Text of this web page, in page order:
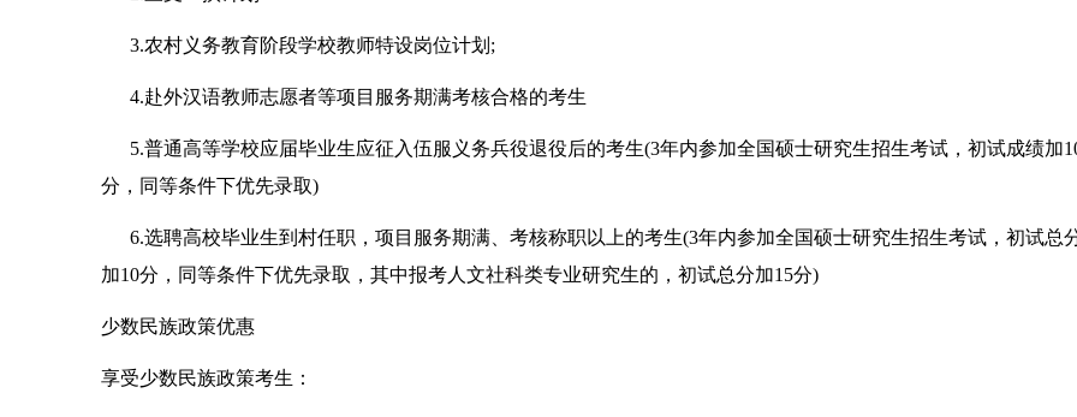
3.农村义务教育阶段学校教师特设岗位计划;
4.赴外汉语教师志愿者等项目服务期满考核合格的考生
5.普通高等学校应届毕业生应征入伍服义务兵役退役后的考生(3年内参加全国硕士研究生招生考试，初试成绩加
分，同等条件下优先录取)
6.选聘高校毕业生到村任职，项目服务期满、考核称职以上的考生(3年内参加全国硕士研究生招生考试，初试总
加10分，同等条件下优先录取，其中报考人文社科类专业研究生的，初试总分加15分)
少数民族政策优惠
享受少数民族政策考生：